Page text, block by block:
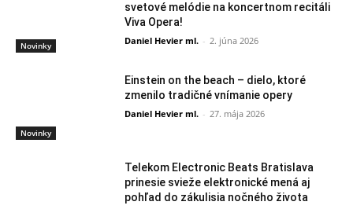
Novinky
svetové melódie na koncertnom recitáli
Viva Opera!
Daniel Hevier ml. - 2. júna 2026
Novinky
Einstein on the beach – dielo, ktoré
zmenilo tradičné vnímanie opery
Daniel Hevier ml. - 27. mája 2026
Telekom Electronic Beats Bratislava
prinesie svieže elektronické mená aj
pohľad do zákulisia nočného života